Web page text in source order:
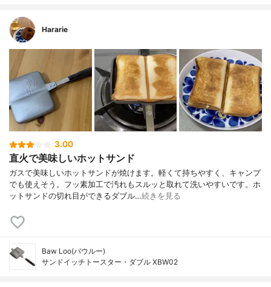
Hararie
3.00
直火で美味しいホットサンド
ガスで美味しいホットサンドが焼けます。軽くて持ちやすく、キャンプ
でも使えそう。フッ素加工で汚れもスルッと取れて洗いやすいです。ホ
ットサンドの切れ目ができるダブル…続きを見る
Baw Loo(バウルー)
サンドイッチトースター・ダブル XBW02